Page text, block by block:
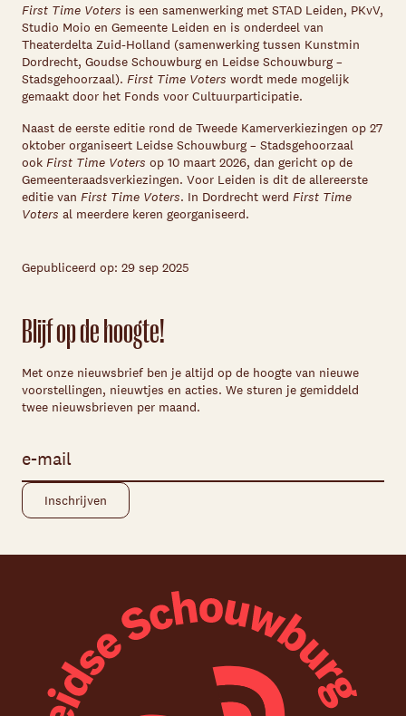
First Time Voters is een samenwerking met STAD Leiden, PKvV,
Studio Moio en Gemeente Leiden en is onderdeel van
Theaterdelta Zuid-Holland (samenwerking tussen Kunstmin
Dordrecht, Goudse Schouwburg en Leidse Schouwburg –
Stadsgehoorzaal). First Time Voters wordt mede mogelijk
gemaakt door het Fonds voor Cultuurparticipatie.
Naast de eerste editie rond de Tweede Kamerverkiezingen op 27
oktober organiseert Leidse Schouwburg – Stadsgehoorzaal
ook First Time Voters op 10 maart 2026, dan gericht op de
Gemeenteraadsverkiezingen. Voor Leiden is dit de allereerste
editie van First Time Voters. In Dordrecht werd First Time
Voters al meerdere keren georganiseerd.
Gepubliceerd op: 29 sep 2025
Blijf op de hoogte!
Met onze nieuwsbrief ben je altijd op de hoogte van nieuwe
voorstellingen, nieuwtjes en acties. We sturen je gemiddeld
twee nieuwsbrieven per maand.